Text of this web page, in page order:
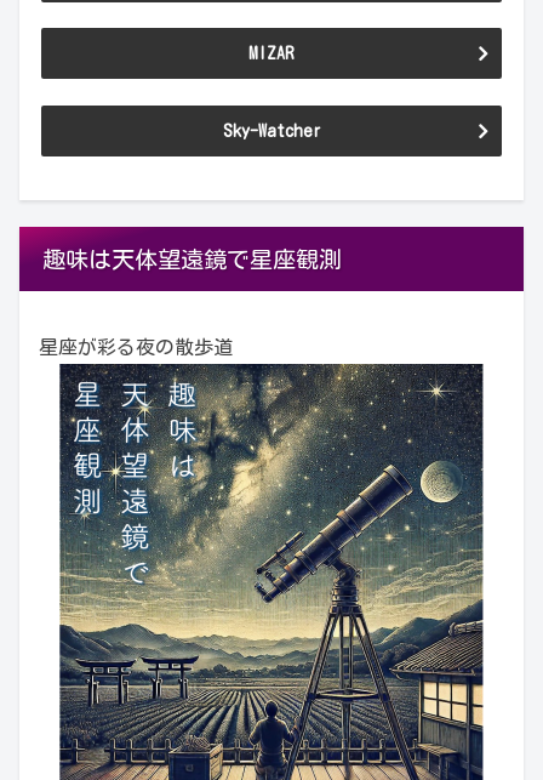
MIZAR
Sky-Watcher
趣味は天体望遠鏡で星座観測
星座が彩る夜の散歩道